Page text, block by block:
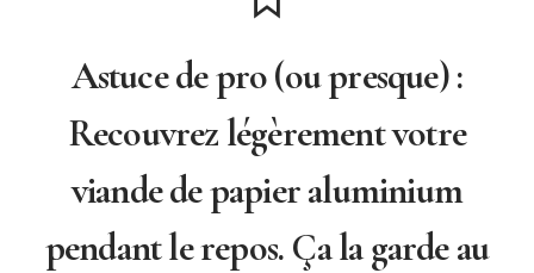
Astuce de pro (ou presque) :
Recouvrez légèrement votre
viande de papier aluminium
pendant le repos. Ça la garde au